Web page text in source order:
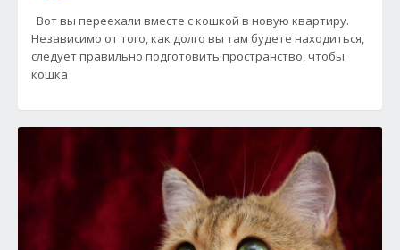
Вот вы переехали вместе с кошкой в новую квартиру.
Независимо от того, как долго вы там будете находиться,
следует правильно подготовить пространство, чтобы
кошка